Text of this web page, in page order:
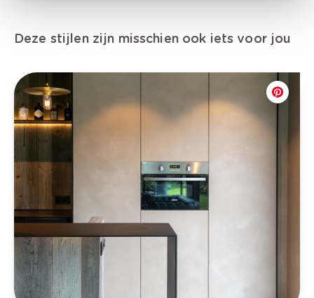
Deze stijlen zijn misschien ook iets voor jou